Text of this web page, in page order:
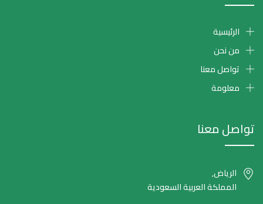
الرئيسية
من نحن
تواصل معنا
معلومة
تواصل معنا
الرياض,
المملكة العربية السعودية